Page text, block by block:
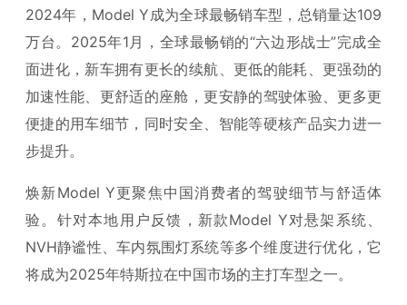
2024年，Model Y成为全球最畅销车型，总销量达109
万台。2025年1月，全球最畅销的“六边形战士”完成全
面进化，新车拥有更长的续航、更低的能耗、更强劲的
加速性能、更舒适的座舱，更安静的驾驶体验、更多更
便捷的用车细节，同时安全、智能等硬核产品实力进一
步提升。
焕新Model Y更聚焦中国消费者的驾驶细节与舒适体
验。针对本地用户反馈，新款Model Y对悬架系统、
NVH静谧性、车内氛围灯系统等多个维度进行优化，它
将成为2025年特斯拉在中国市场的主打车型之一。